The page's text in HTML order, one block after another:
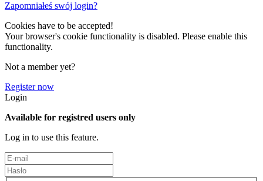
Zapomniałeś swój login?
Cookies have to be accepted!
Your browser's cookie functionality is disabled. Please enable this
functionality.
Not a member yet?
Register now
Login
Available for registred users only
Log in to use this feature.